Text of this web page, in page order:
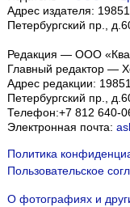
Адрес издателя:
Петербургский пр.,
Редакция — ООО
Главный редактор —
Адрес редакции:
Петербургский пр.,
Телефон:+7 812 640-
Электронная почта:
Политика
Пользовательское
О фотографиях и